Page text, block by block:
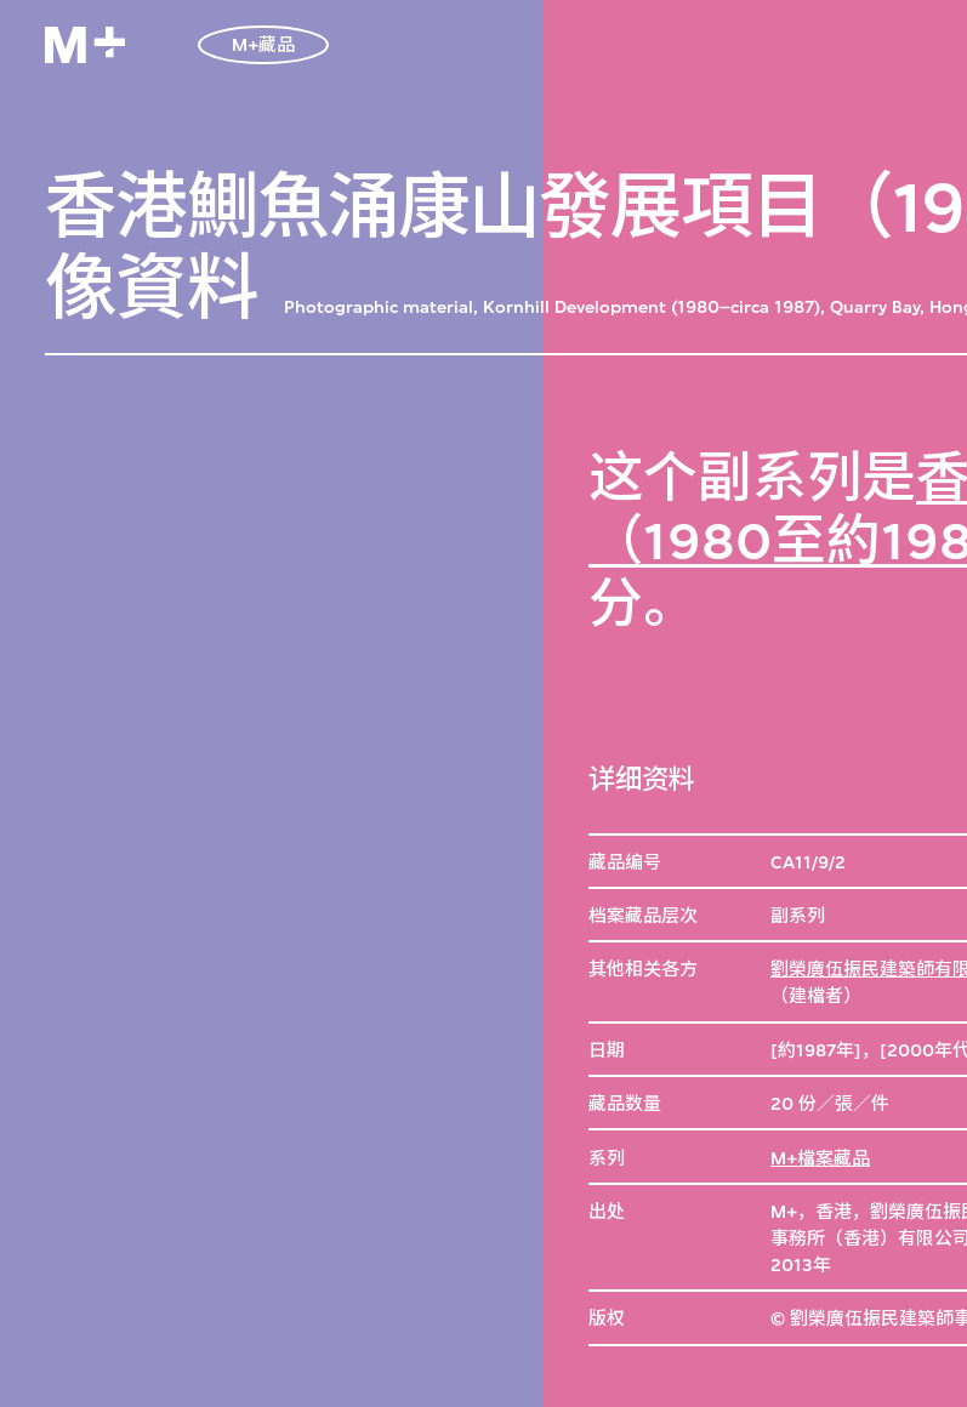
M+藏品
香港鰂魚涌康山發展項目（
像資料
Photographic material, Kornhill Development (1980–circa 1987), Quarry Bay,
这个副系列是
（1980至約
分。
详细资料
藏品编号 CA11/9/2
档案藏品层次 副系列
其他相关各方
劉榮廣伍振民建築師有
（建檔者）
日期 [約1987年]，[2000年
藏品数量 20 份／張／件
系列 M+檔案藏品
出处
M+，香港，劉榮廣伍振
事務所（香港）有限公司
2013年
版权 © 劉榮廣伍振民建築師